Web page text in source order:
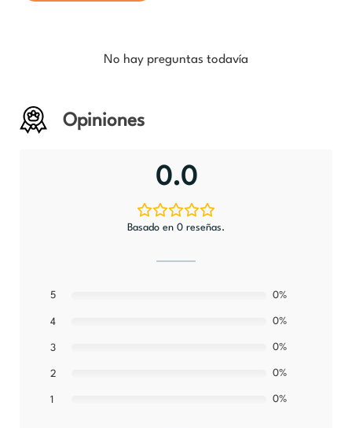
No hay preguntas todavía
Opiniones
0.0
Basado en 0 reseñas.
5 0%
4 0%
3 0%
2 0%
1 0%